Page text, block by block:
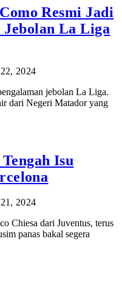
Resmi Jadi
Jebolan La Liga
2024
jebolan La Liga.
dari Negeri Matador yang
Isu
2024
Chiesa dari Juventus, terus
panas bakal segera